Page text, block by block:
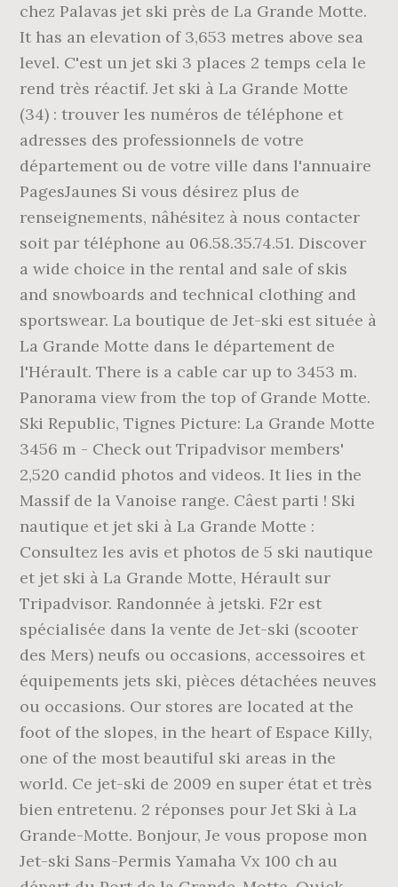
chez Palavas jet ski près de La Grande Motte.
It has an elevation of 3,653 metres above sea
level. C'est un jet ski 3 places 2 temps cela le
rend très réactif. Jet ski à La Grande Motte
(34) : trouver les numéros de téléphone et
adresses des professionnels de votre
département ou de votre ville dans l'annuaire
PagesJaunes Si vous désirez plus de
renseignements, nâhésitez à nous contacter
soit par téléphone au 06.58.35.74.51. Discover
a wide choice in the rental and sale of skis
and snowboards and technical clothing and
sportswear. La boutique de Jet-ski est située à
La Grande Motte dans le département de
l'Hérault. There is a cable car up to 3453 m.
Panorama view from the top of Grande Motte.
Ski Republic, Tignes Picture: La Grande Motte
3456 m - Check out Tripadvisor members'
2,520 candid photos and videos. It lies in the
Massif de la Vanoise range. Câest parti ! Ski
nautique et jet ski à La Grande Motte :
Consultez les avis et photos de 5 ski nautique
et jet ski à La Grande Motte, Hérault sur
Tripadvisor. Randonnée à jetski. F2r est
spécialisée dans la vente de Jet-ski (scooter
des Mers) neufs ou occasions, accessoires et
équipements jets ski, pièces détachées neuves
ou occasions. Our stores are located at the
foot of the slopes, in the heart of Espace Killy,
one of the most beautiful ski areas in the
world. Ce jet-ski de 2009 en super état et très
bien entretenu. 2 réponses pour Jet Ski à La
Grande-Motte. Bonjour, Je vous propose mon
Jet-ski Sans-Permis Yamaha Vx 100 ch au